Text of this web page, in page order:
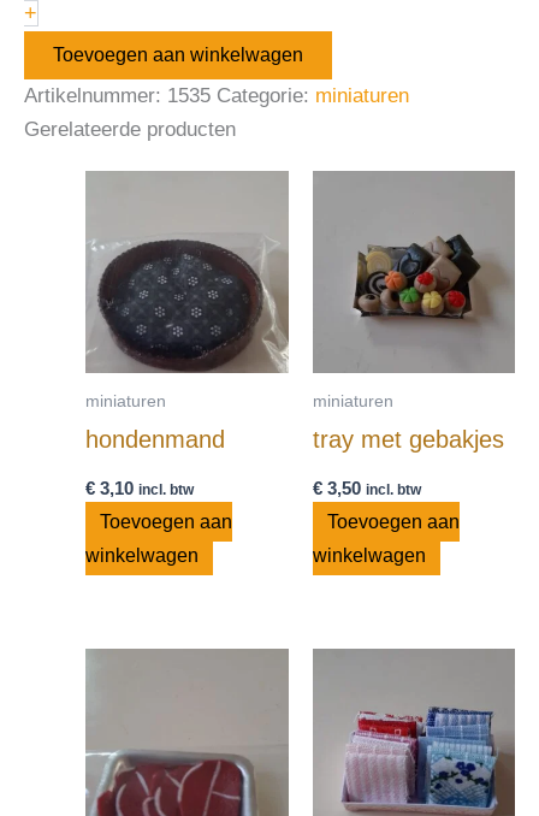
+
Toevoegen aan winkelwagen
Artikelnummer: 1535 Categorie: miniaturen
Gerelateerde producten
miniaturen
hondenmand
€ 3,10 incl. btw
Toevoegen aan
winkelwagen
miniaturen
tray met gebakjes
€3,50 incl. btw
Toevoegen aan
winkelwagen